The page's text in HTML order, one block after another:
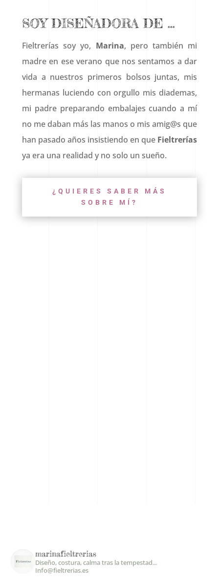
SOY DISEÑADORA DE …
Fieltrerías soy yo, Marina, pero también mi
madre en ese verano que nos sentamos a dar
vida a nuestros primeros bolsos juntas, mis
hermanas luciendo con orgullo mis diademas,
mi padre preparando embalajes cuando a mí
no me daban más las manos o mis amig@s que
han pasado años insistiendo en que Fieltrerías
ya era una realidad y no solo un sueño.
¿QUIERES SABER MÁS
SOBRE MÍ?
marinafieltrerias
Diseño, costura, calma tras la tempestad...
Info@fieltrerias.es